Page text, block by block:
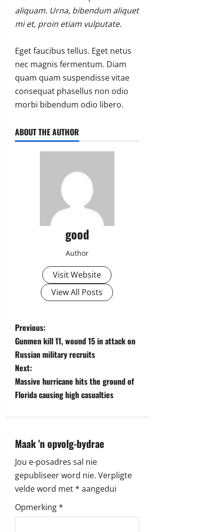
aliquam. Urna, bibendum aliquet
mi et, proin etiam vulputate.
Eget faucibus tellus. Eget netus
nec magnis fermentum. Diam
quam quam suspendisse vitae
consequat phasellus non odio
morbi bibendum odio libero.
ABOUT THE AUTHOR
good
Author
Visit Website
View All Posts
P
o
s
t
a
v
i
g
a
Previous:
Gunmen kill 11, wound 15 in attack on
Russian military recruits
Next:
Massive hurricane hits the ground of
Florida causing high casualties
Maak 'n opvolg-bydrae
Jou e-posadres sal nie
gepubliseer word nie. Verpligte
velde word met* aangedui
Opmerking*